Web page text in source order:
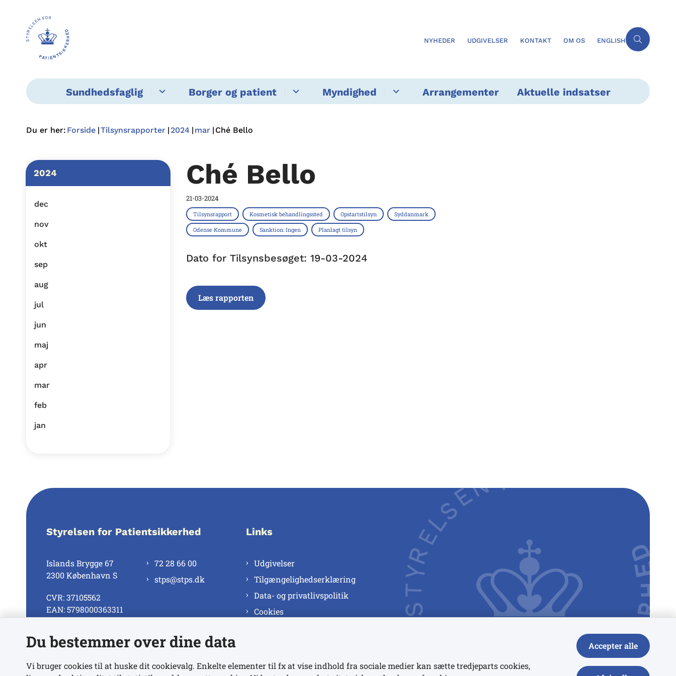
NYHEDER UDGIVELSER KONTAKT OM OS ENGLISH
Sundhedsfaglig Borger og patient Myndighed Arrangementer Aktuelle indsatser
Du er her: Forside Tilsynsrapporter 2024 mar Ché Bello
2024
dec
nov
okt
sep
aug
jul
jun
maj
apr
mar
feb
jan
Ché Bello
21-03-2024
Tilsynsrapport Kosmetisk behandlingssted Opstartstilsyn Syddanmark
Odense Kommune Sanktion: Ingen Planlagt tilsyn
Dato for Tilsynsbesøget: 19-03-2024
Læs rapporten
Styrelsen for Patientsikkerhed
Islands Brygge 67
2300 København S
CVR: 37105562
EAN: 5798000363311
72 28 66 00
stps@stps.dk
Se alle kontaktnumre
Links
Udgivelser
Tilgængelighedserklæring
Data- og privatlivspolitik
Cookies
Du bestemmer over dine data
Vi bruger cookies til at huske dit cookievalg. Enkelte elementer til fx at vise indhold fra sociale medier kan sætte tredjeparts cookies,
Accepter alle